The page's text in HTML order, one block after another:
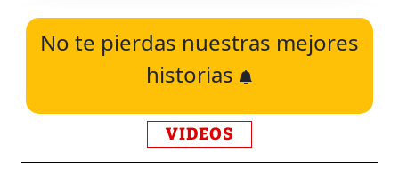
No te pierdas nuestras mejores
historias
VIDEOS